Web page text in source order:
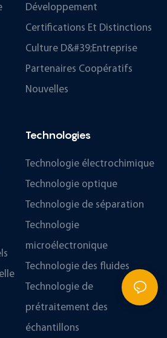
Développement
Certifications Et Distinctions
Culture D&#39;entreprise
Partenaires Coopératifs
Nouvelles
Technologies
Technologie électrochimique
Technologie optique
Technologie de séparation
Technologie
microélectronique
Technologie des fluides
Technologie de
prétraitement des
échantillons